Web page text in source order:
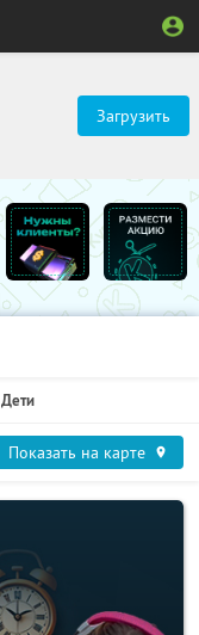
Загрузить
Дети
Показать на карте